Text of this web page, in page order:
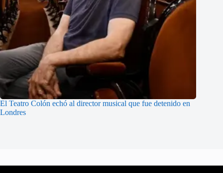
El Teatro Colón echó al director musical que fue detenido en
Londres